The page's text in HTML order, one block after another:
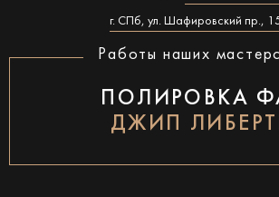
г. СПб, ул. Шафировский пр.,
Работы наших
ПОЛИРОВКА
ДЖИП